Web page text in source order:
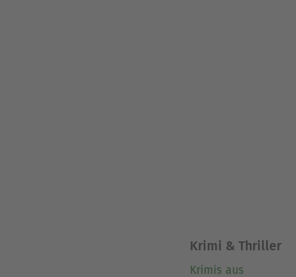
Krimi & Thriller
Krimis aus